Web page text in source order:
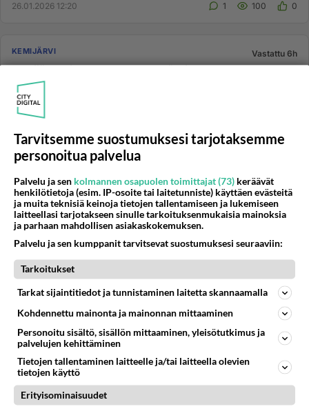
26.01.2026 12:20 1 100 0
KEMIJÄRVI Vastattu 6h
Kemijärven joulunavaus 2023! Täysi nolla!
Kemijärven joulunavaus 2023! Täysi nolla! Äiti,
lähetään kotiin. Ei täällä ole kivaa! Näin sanoi lapseni.
Sanotaan et...
02.12.2023 15:00 377 6784
TAMPERE Vastattu 6h
Loputonta sohlaamista
Jälleen yksi kortti välittömästi pois tason sohlo radalla.
https://www.aamulehti.fi/tampere/art-
30.01.2026 17:39
HAAPAJÄRVI Vastattu 6h
HPJ Cruising
Miksi tapahtuma on siirretty pois Haapajärvi viikolta ja
vielä huonompaan aikaan iltapäivällä? Arvaukseni
on,että joku n...
01.08.2026 16:12 4 143 0
Tarvitsemme suostumuksesi tarjotaksemme
personoitua palvelua
Palvelu ja sen kolmannen osapuolen toimittajat (73) keräävät
henkilötietoja (esim. IP-osoite tai laitetunniste) käyttäen evästeitä
ja muita teknisiä keinoja tietojen tallentamiseen ja lukemiseen
laitteellasi tarjotakseen sinulle tarkoituksenmukaisia mainoksia
ja parhaan mahdollisen asiakaskokemuksen.
Palvelu ja sen kumppanit tarvitsevat suostumuksesi seuraaviin:
Tarkoitukset
Tarkat sijaintitiedot ja tunnistaminen laitetta skannaamalla
Kohdennettu mainonta ja mainonnan mittaaminen
Personoitu sisältö, sisällön mittaaminen, yleisötutkimus ja
palvelujen kehittäminen
Tietojen tallentaminen laitteelle ja/tai laitteella olevien
tietojen käyttö
Erityisominaisuudet